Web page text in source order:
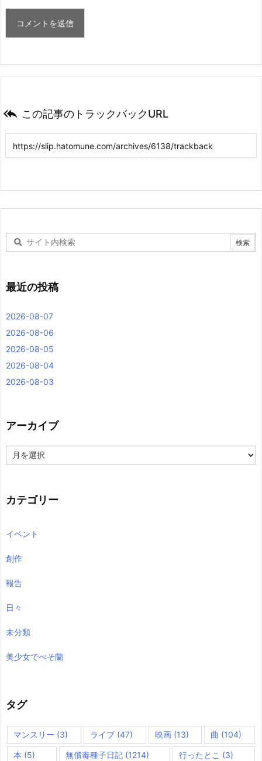
 この記事のトラックバックURL
最近の投稿
2026-08-07
2026-08-06
2026-08-05
2026-08-04
2026-08-03
アーカイブ
ー
ブ
カテゴリー
イベント
創作
報告
日々
未分類
美少女でべそ蘭
タグ
マンスリー (3) ライブ(47) 映画(13) 曲 (104)
本 (5) 無償毒種子日記(1214) 行ったとこ (3)